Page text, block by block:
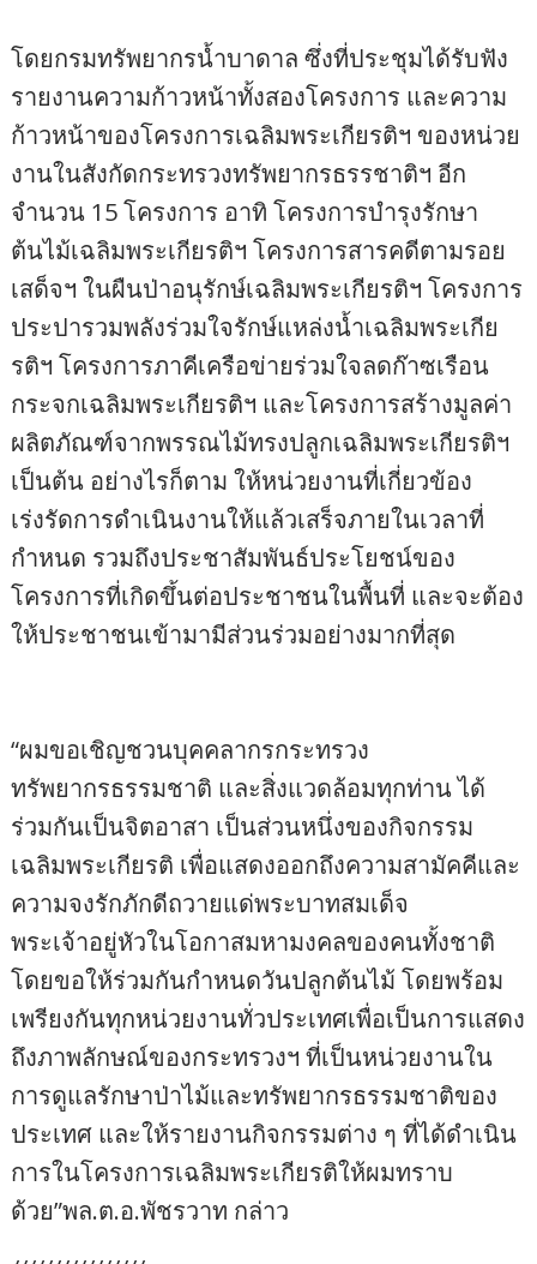
โดยกรมทรัพยากรน้ำบาดาล ซึ่งที่ประชุมได้รับฟัง
รายงานความก้าวหน้าทั้งสองโครงการ และความ
ก้าวหน้าของโครงการเฉลิมพระเกียรติฯ ของหน่วย
งานในสังกัดกระทรวงทรัพยากรธรรชาติฯ อีก
จำนวน 15 โครงการ อาทิ โครงการบำรุงรักษา
ต้นไม้เฉลิมพระเกียรติฯ โครงการสารคดีตามรอย
เสด็จฯ ในผืนป่าอนุรักษ์เฉลิมพระเกียรติฯ โครงการ
ประปารวมพลังร่วมใจรักษ์แหล่งน้ำเฉลิมพระเกีย
รติฯ โครงการภาคีเครือข่ายร่วมใจลดก๊าซเรือน
กระจกเฉลิมพระเกียรติฯ และโครงการสร้างมูลค่า
ผลิตภัณฑ์จากพรรณไม้ทรงปลูกเฉลิมพระเกียรติฯ
เป็นต้น อย่างไรก็ตาม ให้หน่วยงานที่เกี่ยวข้อง
เร่งรัดการดำเนินงานให้แล้วเสร็จภายในเวลาที่
กำหนด รวมถึงประชาสัมพันธ์ประโยชน์ของ
โครงการที่เกิดขึ้นต่อประชาชนในพื้นที่ และจะต้อง
ให้ประชาชนเข้ามามีส่วนร่วมอย่างมากที่สุด
“ผมขอเชิญชวนบุคคลากรกระทรวง
ทรัพยากรธรรมชาติ และสิ่งแวดล้อมทุกท่าน ได้
ร่วมกันเป็นจิตอาสา เป็นส่วนหนึ่งของกิจกรรม
เฉลิมพระเกียรติ เพื่อแสดงออกถึงความสามัคคีและ
ความจงรักภักดีถวายแด่พระบาทสมเด็จ
พระเจ้าอยู่หัวในโอกาสมหามงคลของคนทั้งชาติ
โดยขอให้ร่วมกันกำหนดวันปลูกต้นไม้ โดยพร้อม
เพรียงกันทุกหน่วยงานทั่วประเทศเพื่อเป็นการแสดง
ถึงภาพลักษณ์ของกระทรวงฯ ที่เป็นหน่วยงานใน
การดูแลรักษาป่าไม้และทรัพยากรธรรมชาติของ
ประเทศ และให้รายงานกิจกรรมต่าง ๆ ที่ได้ดำเนิน
การในโครงการเฉลิมพระเกียรติให้ผมทราบ
ด้วย”พล.ต.อ.พัชรวาท กล่าว